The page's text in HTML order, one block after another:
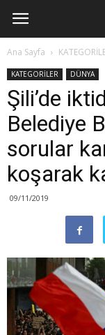
Ana Sayfa
KATEGORİLER DÜNYA
Şili’de
Belediye
sorular
koşarak
09/11/2019